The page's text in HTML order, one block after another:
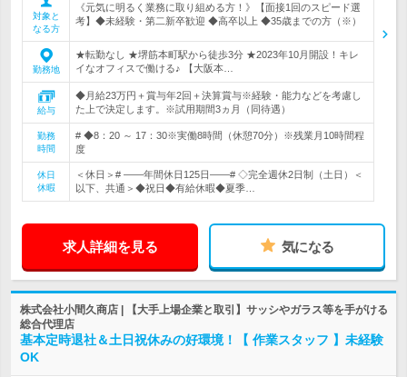
対象と
なる方
《元気に明るく業務に取り組める方！》【面接1回のスピード選
考】◆未経験・第二新卒歓迎 ◆高卒以上 ◆35歳までの方（※）
勤務地
★転勤なし ★堺筋本町駅から徒歩3分 ★2023年10月開設！キレ
イなオフィスで働ける♪ 【大阪本…
給与
◆月給23万円＋賞与年2回＋決算賞与※経験・能力などを考慮し
た上で決定します。※試用期間3ヵ月（同待遇）
勤務
時間
# ◆8：20 ～ 17：30※実働8時間（休憩70分）※残業月10時間程
度
休日
休暇
＜休日＞# ――年間休日125日――# ◇完全週休2日制（土日）＜
以下、共通＞◆祝日◆有給休暇◆夏季…
求人詳細を見る 気になる
株式会社小間久商店 | 【大手上場企業と取引】サッシやガラス等を手がける
総合代理店
基本定時退社＆土日祝休みの好環境！【 作業スタッフ 】未経験
OK